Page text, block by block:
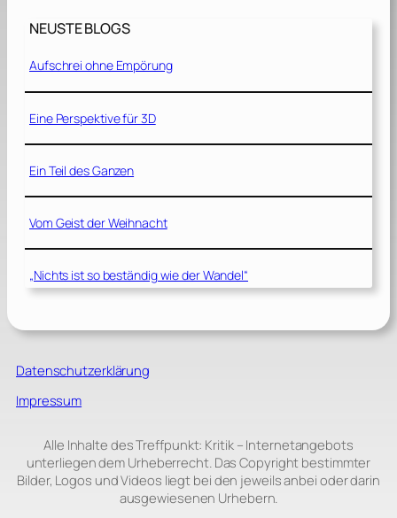
NEUSTE BLOGS
Aufschrei ohne Empörung
Eine Perspektive für 3D
Ein Teil des Ganzen
Vom Geist der Weihnacht
„Nichts ist so beständig wie der Wandel“
Datenschutzerklärung
Impressum
Alle Inhalte des Treffpunkt: Kritik – Internetangebots
unterliegen dem Urheberrecht. Das Copyright bestimmter
Bilder, Logos und Videos liegt bei den jeweils anbei oder darin
ausgewiesenen Urhebern.